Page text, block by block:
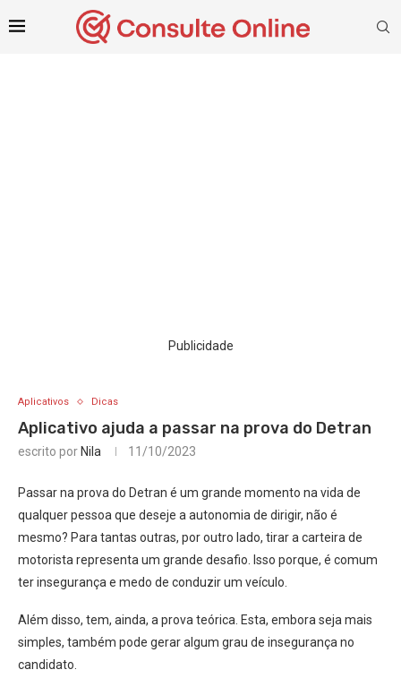
Publicidade
Aplicativos Dicas
Aplicativo ajuda a passar na prova do Detran
escrito por Nila 11/10/2023
Passar na prova do Detran é um grande momento na vida de
qualquer pessoa que deseje a autonomia de dirigir, não é
mesmo? Para tantas outras, por outro lado, tirar a carteira de
motorista representa um grande desafio. Isso porque, é comum
ter insegurança e medo de conduzir um veículo.
Além disso, tem, ainda, a prova teórica. Esta, embora seja mais
simples, também pode gerar algum grau de insegurança no
candidato.